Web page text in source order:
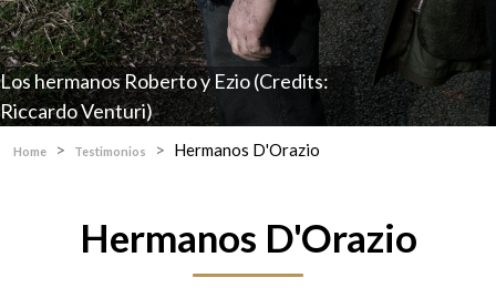
Los hermanos Roberto y Ezio (Credits:
Riccardo Venturi)
Home Testimonios Hermanos D'Orazio
Hermanos D'Orazio